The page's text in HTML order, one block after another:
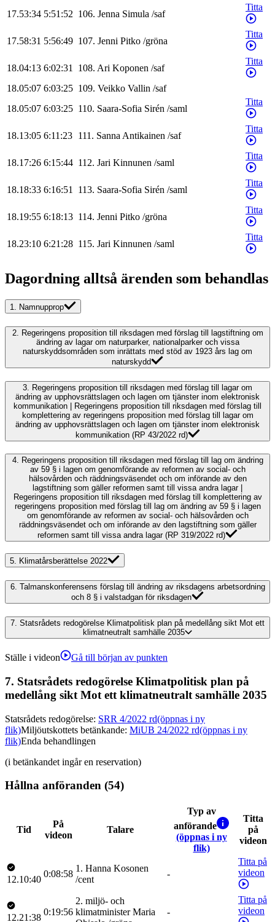
17.53:34 5:51:52 106. Jenna Simula /saf
Titta
17.58:31 5:56:49 107. Jenni Pitko /gröna
Titta
18.04:13 6:02:31 108. Ari Koponen /saf
Titta
18.05:07 6:03:25 109. Veikko Vallin /saf
18.05:07 6:03:25 110. Saara-Sofia Sirén /saml
Titta
18.13:05 6:11:23 111. SannaAntikainen /saf
Titta
18.17:26 6:15:44 112. Jari Kinnunen /saml
Titta
18.18:33 6:16:51 113. Saara-Sofia Sirén /saml
Titta
18.19:55 6:18:13 114. Jenni Pitko /gröna
Titta
18.23:10 6:21:28 115. Jari Kinnunen /saml
Titta
Dagordning alltså ärenden som behandlas
1. Namnupprop
2. Regeringens proposition till riksdagen med förslag till lagstiftning om
ändring av lagar om naturparker, nationalparker och vissa
naturskyddsområden som inrättats med stöd av 1923 års lag om
naturskydd
3. Regeringens proposition till riksdagen med förslag till lagar om
ändring av upphovsrättslagen och lagen om tjänster inom elektronisk
kommunikation | Regeringens proposition till riksdagen med förslag till
komplettering av regeringens proposition med förslag till lagar om
ändring av upphovsrättslagen och lagen om tjänster inom elektronisk
kommunikation (RP 43/2022 rd)
4. Regeringens proposition till riksdagen med förslag till lag om ändring
av 59 § i lagen om genomförande av reformen av social- och
hälsovården och räddningsväsendet och om införande av den
lagstiftning som gäller reformen samt till vissa andra lagar |
Regeringens proposition till riksdagen med förslag till komplettering av
regeringens proposition med förslag till lag om ändring av 59 § i lagen
om genomförande av reformen av social- och hälsovården och
räddningsväsendet och om införande av den lagstiftning som gäller
reformen samt till vissa andra lagar (RP 319/2022 rd)
5. Klimatårsberättelse 2022
6. Talmanskonferensens förslag till ändring av riksdagens arbetsordning
och 8 § i valstadgan för riksdagen
7. Statsrådets redogörelse Klimatpolitisk plan på medellång sikt Mot ett
klimatneutralt samhälle 2035
Ställe i videon Gå till början av punkten
7. Statsrådets redogörelse Klimatpolitisk plan på
medellång sikt Mot ett klimatneutralt samhälle 2035
Statsrådets redogörelse: SRR 4/2022 rd(öppnas i ny
flik)Miljöutskottets betänkande: MiUB 24/2022 rd(öppnas i ny
flik)Enda behandlingen
(i betänkandet ingår en reservation)
Hållna anföranden (54)
Tid
På
videon
Talare
Typ av
anförande
(öppnas i ny
flik)
Titta
på
videon
12.10:40
0:08:58
1 . Hanna Kosonen
/cent
-
Titta på
videon
12.21:38
0:19:56
2. miljö- och
klimatminister Maria
-
Titta på
videon